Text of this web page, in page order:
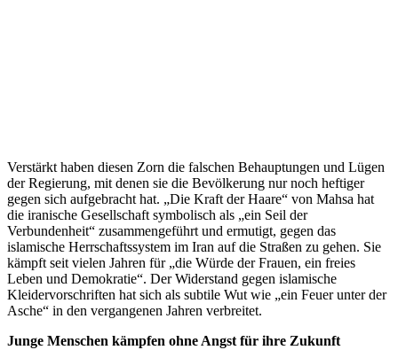
Verstärkt haben diesen Zorn die falschen Behauptungen und Lügen
der Regierung, mit denen sie die Bevölkerung nur noch heftiger
gegen sich aufgebracht hat. „Die Kraft der Haare“ von Mahsa hat
die iranische Gesellschaft symbolisch als „ein Seil der
Verbundenheit“ zusammengeführt und ermutigt, gegen das
islamische Herrschaftssystem im Iran auf die Straßen zu gehen. Sie
kämpft seit vielen Jahren für „die Würde der Frauen, ein freies
Leben und Demokratie“. Der Widerstand gegen islamische
Kleidervorschriften hat sich als subtile Wut wie „ein Feuer unter der
Asche“ in den vergangenen Jahren verbreitet.
Junge Menschen kämpfen ohne Angst für ihre Zukunft